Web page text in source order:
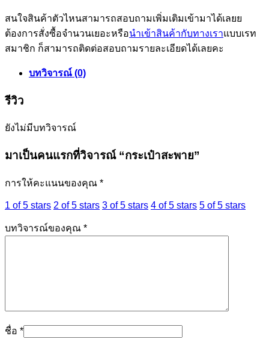
สนใจสินค้าตัวไหนสามารถสอบถามเพิ่มเติมเข้ามาได้เลยย
ต้องการสั่งซื้อจำนวนเยอะหรือนำเข้าสินค้ากับทางเราแบบเรท
สมาชิก ก็สามารถติดต่อสอบถามรายละเอียดได้เลยคะ
บทวิจารณ์ (0)
รีวิว
ยังไม่มีบทวิจารณ์
มาเป็นคนแรกที่วิจารณ์ “กระเป๋าสะพาย”
การให้คะแนนของคุณ *
1 of 5 stars 2 of 5 stars 3 of 5 stars 4 of 5 stars 5 of 5 stars
บทวิจารณ์ของคุณ *
ชื่อ *